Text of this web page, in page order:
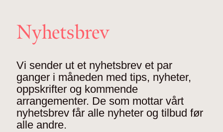
Nyhetsbrev
Vi sender ut et nyhetsbrev et par
ganger i måneden med tips, nyheter,
oppskrifter og kommende
arrangementer. De som mottar vårt
nyhetsbrev får alle nyheter og tilbud før
alle andre.